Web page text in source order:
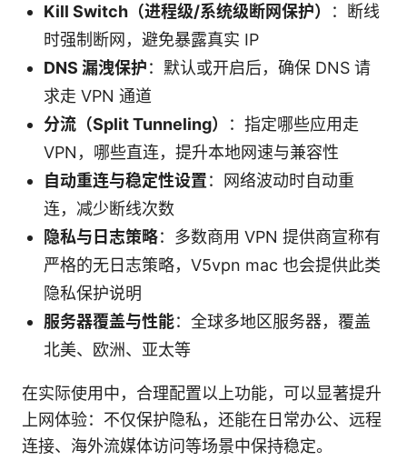
Kill Switch（进程级/系统级断网保护）
：断线
时强制断网，避免暴露真实 IP
DNS 漏洩保护：默认或开启后，确保 DNS 请
求走 VPN 通道
分流（Split Tunneling）
：指定哪些应用走
VPN，哪些直连，提升本地网速与兼容性
自动重连与稳定性设置：网络波动时自动重
连，减少断线次数
隐私与日志策略：多数商用 VPN 提供商宣称有
严格的无日志策略，V5vpn mac 也会提供此类
隐私保护说明
服务器覆盖与性能：全球多地区服务器，覆盖
北美、欧洲、亚太等
在实际使用中，合理配置以上功能，可以显著提升
上网体验：不仅保护隐私，还能在日常办公、远程
连接、海外流媒体访问等场景中保持稳定。